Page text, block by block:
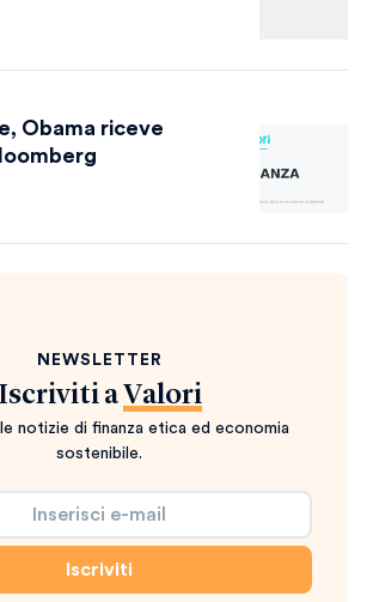
Obama riceve
NEWSLETTER
Iscriviti a Valori
notizie di finanza etica ed economia
sostenibile.